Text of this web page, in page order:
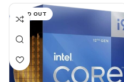
SOLD OUT